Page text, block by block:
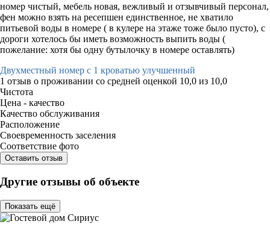
номер чистый, мебель новая, вежливый и отзывчивый персонал,
фен можно взять на ресепшен единственное, не хватило
питьевой воды в номере ( в кулере на этаже тоже было пусто), с
дороги хотелось бы иметь возможность выпить воды (
пожелание: хотя бы одну бутылочку в номере оставлять)
Двухместный номер с 1 кроватью улучшенный
1 отзыв о проживании со средней оценкой 10,0 из 10,0
Чистота
Цена - качество
Качество обслуживания
Расположение
Своевременность заселения
Соответствие фото
Оставить отзыв
Другие отзывы об объекте
Показать ещё